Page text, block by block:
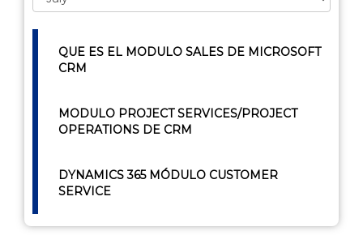
QUE ES EL MODULO SALES DE MICROSOFT
CRM
MODULO PROJECT SERVICES/PROJECT
OPERATIONS DE CRM
DYNAMICS 365 MÓDULO CUSTOMER
SERVICE